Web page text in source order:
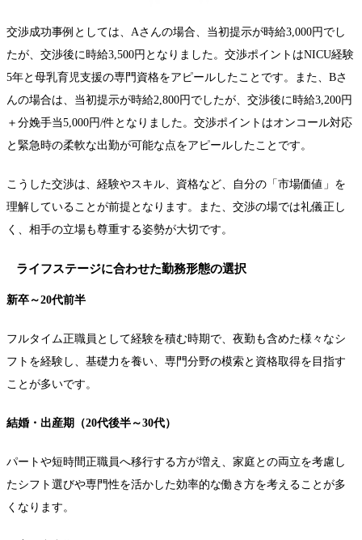
交渉成功事例としては、Aさんの場合、当初提示が時給3,000円でし
たが、交渉後に時給3,500円となりました。交渉ポイントはNICU経験
5年と母乳育児支援の専門資格をアピールしたことです。また、Bさ
んの場合は、当初提示が時給2,800円でしたが、交渉後に時給3,200円
＋分娩手当5,000円/件となりました。交渉ポイントはオンコール対応
と緊急時の柔軟な出勤が可能な点をアピールしたことです。
こうした交渉は、経験やスキル、資格など、自分の「市場価値」を
理解していることが前提となります。また、交渉の場では礼儀正し
く、相手の立場も尊重する姿勢が大切です。
ライフステージに合わせた勤務形態の選択
新卒～20代前半
フルタイム正職員として経験を積む時期で、夜勤も含めた様々なシ
フトを経験し、基礎力を養い、専門分野の模索と資格取得を目指す
ことが多いです。
結婚・出産期（20代後半～30代）
パートや短時間正職員へ移行する方が増え、家庭との両立を考慮し
たシフト選びや専門性を活かした効率的な働き方を考えることが多
くなります。